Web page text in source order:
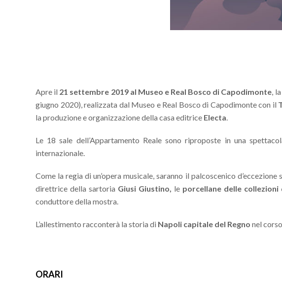
Apre il 21 settembre 2019 al Museo e Real Bosco di Capodimonte,
giugno 2020), realizzata dal Museo e Real Bosco di Capodimonte con il
la produzione e organizzazione della casa editrice Electa.
Le 18 sale dell’Appartamento Reale sono riproposte in una
internazionale.
Come la regia di un’opera musicale, saranno il palcoscenico d’eccezione
direttrice della sartoria Giusi Giustino, le porcellane delle
conduttore della mostra.
L’allestimento racconterà la storia di Napoli capitale del Regno nel
ORARI